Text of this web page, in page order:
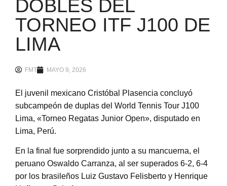
DOBLES DEL
TORNEO ITF J100 DE
LIMA
FMT MAYO 9, 2026
El juvenil mexicano Cristóbal Plasencia concluyó
subcampeón de duplas del World Tennis Tour J100
Lima, «Torneo Regatas Junior Open», disputado en
Lima, Perú.
En la final fue sorprendido junto a su mancuerna, el
peruano Oswaldo Carranza, al ser superados 6-2, 6-4
por los brasileños Luiz Gustavo Felisberto y Henrique